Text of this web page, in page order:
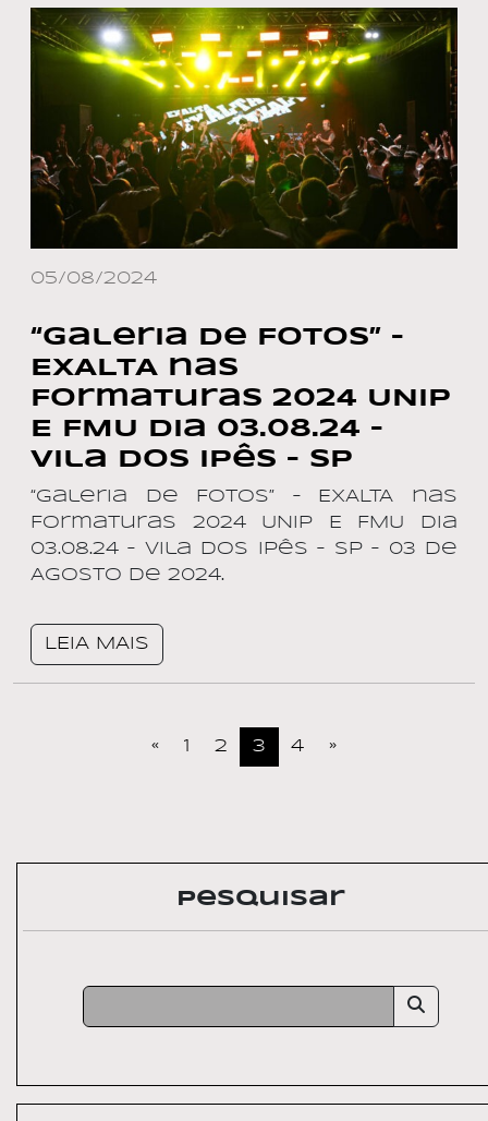
05/08/2024
“Galeria de Fotos” –
EXALTA nas
Formaturas 2024 UNIP
E FMU dia 03.08.24 –
Vila dos Ipês – SP
“Galeria de Fotos” – EXALTA nas
Formaturas 2024 UNIP E FMU dia
03.08.24 – Vila dos Ipês – SP – 03 de
AGOSTO de 2024.
LEIA MAIS
« 1 2 3 4 »
Pesquisar